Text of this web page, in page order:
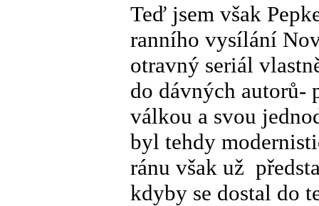
Teď jsem však
ranního vysílání
otravný seriál
do dávných autorů-
válkou a svou
byl tehdy
ránu však už
kdyby se dostal do